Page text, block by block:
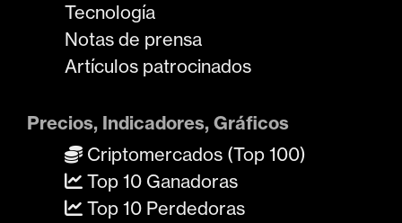
Tecnología
Notas de prensa
Artículos patrocinados
Precios, Indicadores, Gráficos
Criptomercados (Top 100)
Top 10 Ganadoras
Top 10 Perdedoras